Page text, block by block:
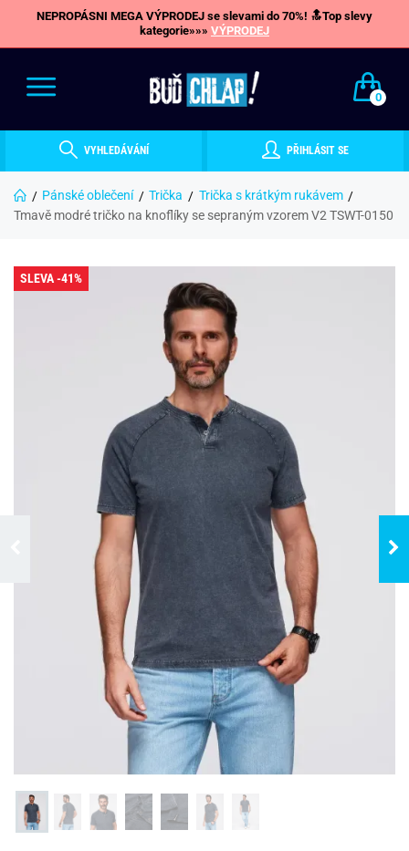
NEPROPÁSNI MEGA VÝPRODEJ se slevami do 70%! 🔝Top slevy
kategorie»»» VÝPRODEJ
0
VYHLEDÁVÁNÍ PŘIHLÁSIT SE
Pánské oblečení Trička
Trička s krátkým rukávem
Tmavě modré tričko na knoflíky se sepraným vzorem V2 TSWT-0150
SLEVA -41%